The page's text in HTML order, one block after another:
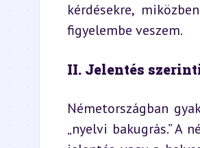
kérdésekre,
figyelembe veszem.
II. Jelentés
Németországban
„nyelvi bakugrás.” A